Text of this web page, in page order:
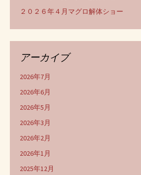
２０２６年４月マグロ解体ショー
アーカイブ
2026年7月
2026年6月
2026年5月
2026年3月
2026年2月
2026年1月
2025年12月